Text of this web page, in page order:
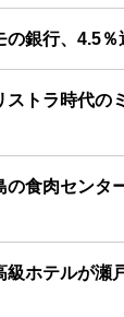
の銀行、4.5
ストラ時代の
の食肉センタ
級ホテルが瀬
JOURNAL